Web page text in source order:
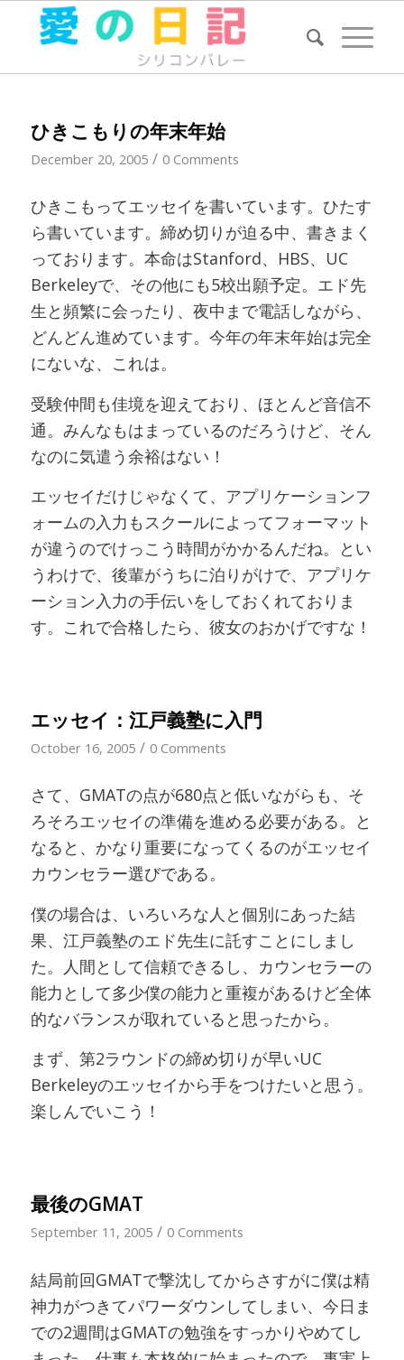
ひきこもりの年末年始
December 20, 2005 / 0 Comments
ひきこもってエッセイを書いています。ひたす
ら書いています。締め切りが迫る中、書きまく
っております。本命はStanford、HBS、UC
Berkeleyで、その他にも5校出願予定。エド先
生と頻繁に会ったり、夜中まで電話しながら、
どんどん進めています。今年の年末年始は完全
にないな、これは。
受験仲間も佳境を迎えており、ほとんど音信不
通。みんなもはまっているのだろうけど、そん
なのに気遣う余裕はない！
エッセイだけじゃなくて、アプリケーションフ
ォームの入力もスクールによってフォーマット
が違うのでけっこう時間がかかるんだね。とい
うわけで、後輩がうちに泊りがけで、アプリケ
ーション入力の手伝いをしておくれておりま
す。これで合格したら、彼女のおかげですな！
エッセイ：江戸義塾に入門
October 16, 2005 / 0 Comments
さて、GMATの点が680点と低いながらも、そ
ろそろエッセイの準備を進める必要がある。と
なると、かなり重要になってくるのがエッセイ
カウンセラー選びである。
僕の場合は、いろいろな人と個別にあった結
果、江戸義塾のエド先生に託すことにしまし
た。人間として信頼できるし、カウンセラーの
能力として多少僕の能力と重複があるけど全体
的なバランスが取れていると思ったから。
まず、第2ラウンドの締め切りが早いUC
Berkeleyのエッセイから手をつけたいと思う。
楽しんでいこう！
最後のGMAT
September 11, 2005 / 0 Comments
結局前回GMATで撃沈してからさすがに僕は精
神力がつきてパワーダウンしてしまい、今日ま
での2週間はGMATの勉強をすっかりやめてし